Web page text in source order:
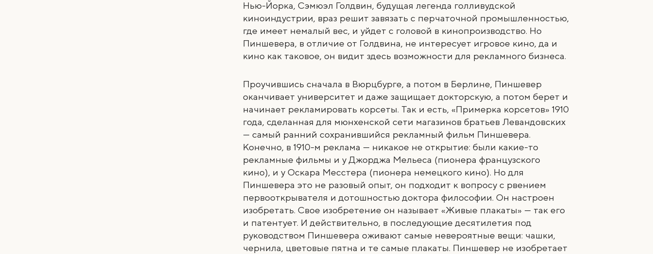
Нью-Йорка, Сэмюэл Голдвин, будущая легенда голливудской
киноиндустрии, враз решит завязать с перчаточной промышленностью,
где имеет немалый вес, и уйдет с головой в кинопроизводство. Но
Пиншевера, в отличие от Голдвина, не интересует игровое кино, да и
кино как таковое, он видит здесь возможности для рекламного бизнеса.
Проучившись сначала в Вюрцбурге, а потом в Берлине, Пиншевер
оканчивает университет и даже защищает докторскую, а потом берет и
начинает рекламировать корсеты. Так и есть, «Примерка корсетов» 1910
года, сделанная для мюнхенской сети магазинов братьев Левандовских
— самый ранний сохранившийся рекламный фильм Пиншевера.
Конечно, в 1910-м реклама — никакое не открытие: были какие-то
рекламные фильмы и у Джорджа Мельеса (пионера французского
кино), и у Оскара Месстера (пионера немецкого кино). Но для
Пиншевера это не разовый опыт, он подходит к вопросу с рвением
первооткрывателя и дотошностью доктора философии. Он настроен
изобретать. Свое изобретение он называет «Живые плакаты» — так его
и патентует. И действительно, в последующие десятилетия под
руководством Пиншевера оживают самые невероятные вещи: чашки,
чернила, цветовые пятна и те самые плакаты. Пиншевер не изобретает